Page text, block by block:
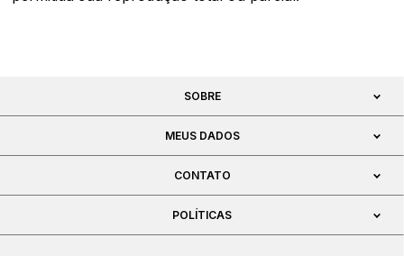
SOBRE
MEUS DADOS
CONTATO
POLÍTICAS